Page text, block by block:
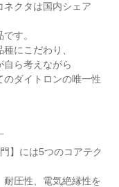
クタは国内シェア
す。
にこだわり、
自ら考えながら
のダイトロンの唯一性
】には5つのコアテク
圧性、電気絶縁性を